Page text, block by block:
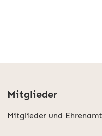
Mitglieder
Mitglieder und Ehrenamt